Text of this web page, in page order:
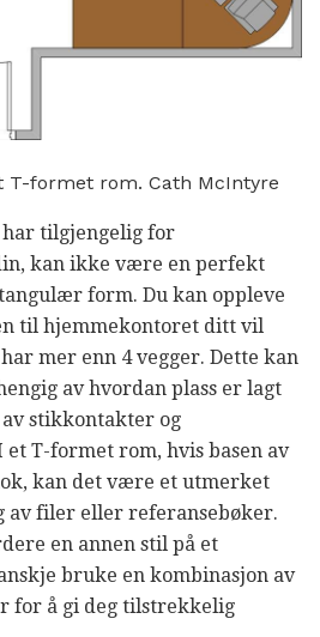
T-formet rom. Cath McIntyre
har tilgjengelig for
kan ikke være en perfekt
form. Du kan oppleve
til hjemmekontoret ditt vil
mer enn 4 vegger. Dette kan
av hvordan plass er lagt
stikkontakter og
T-formet rom, hvis basen av
kan det være et utmerket
av filer eller referansebøker.
en annen stil på et
bruke en kombinasjon av
for å gi deg tilstrekkelig